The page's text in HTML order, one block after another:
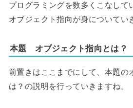
プログラミングを数多くこなして
オブジェクト指向が身についてい
本題 オブジェクト指向とは？
前置きはここまでにして、本題の
は？の説明を行っていきますね。